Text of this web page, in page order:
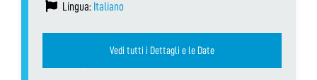
Lingua: Italiano
Vedi tutti i Dettagli e le Date